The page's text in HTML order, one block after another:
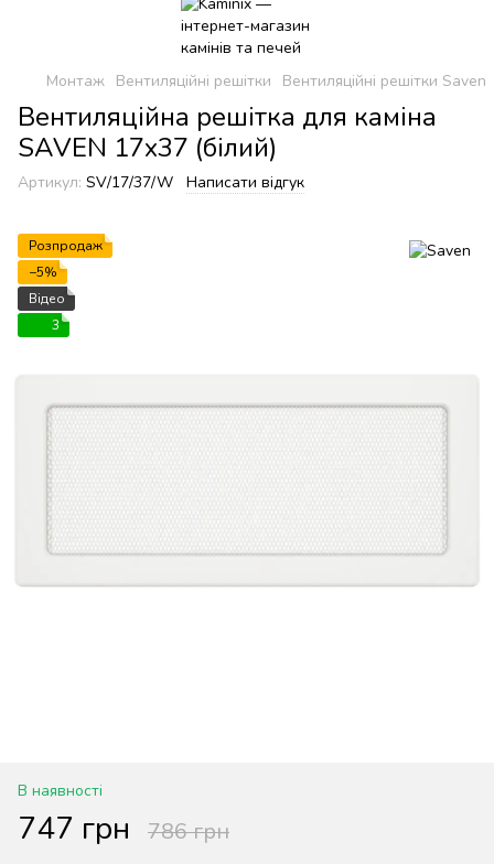
Монтаж Вентиляційні решітки Вентиляційні решітки Saven
Вентиляційна решітка для каміна
SAVEN 17х37 (білий)
Артикул: SV/17/37/W Написати відгук
Розпродаж
−5%
Відео
3
В наявності
747 грн 786 грн